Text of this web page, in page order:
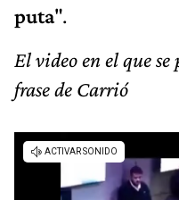
puta".
El video en el que
frase de Carrió